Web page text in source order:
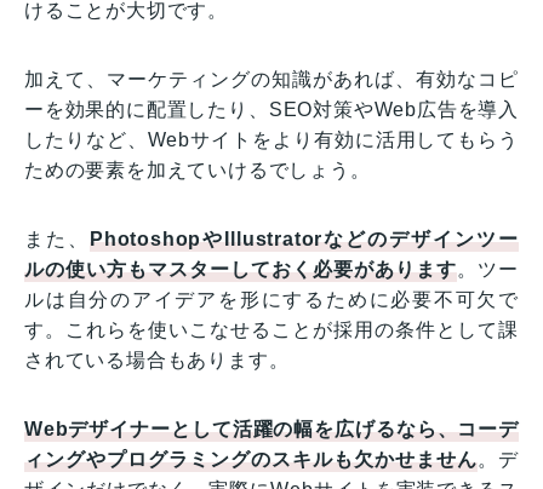
けることが大切です。
加えて、マーケティングの知識があれば、有効なコピ
ーを効果的に配置したり、SEO対策やWeb広告を導入
したりなど、Webサイトをより有効に活用してもらう
ための要素を加えていけるでしょう。
また、 PhotoshopやIllustratorなどのデザインツー
ルの使い方もマスターしておく必要があります。ツー
ルは自分のアイデアを形にするために必要不可欠で
す。これらを使いこなせることが採用の条件として課
されている場合もあります。
Webデザイナーとして活躍の幅を広げるなら、コーデ
ィングやプログラミングのスキルも欠かせません。デ